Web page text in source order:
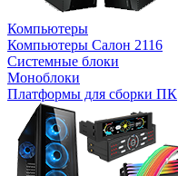
Компьютеры
Компьютеры Салон 2116
Системные блоки
Моноблоки
Платформы для сборки ПК